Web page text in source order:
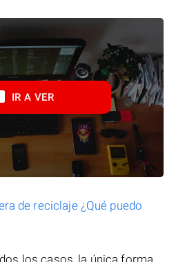
IR A VER
de reciclaje ¿Qué puedo